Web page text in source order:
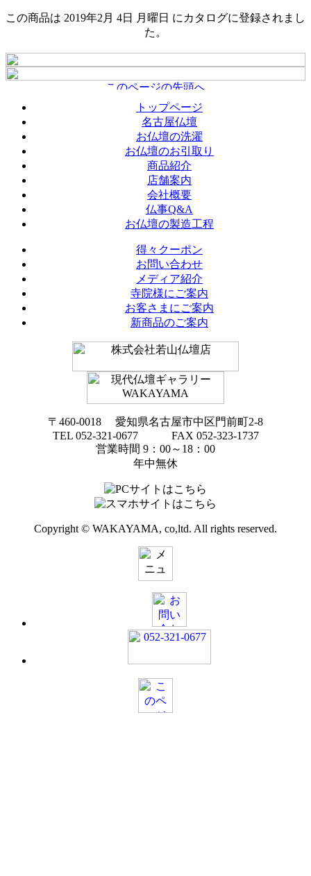
この商品は 2019年2月 4日 月曜日 にカタログに登録されまし
た。
トップページ
名古屋仏壇
お仏壇の洗濯
お仏壇のお引取り
商品紹介
店舗案内
会社概要
仏事Q&A
お仏壇の製造工程
得々クーポン
お問い合わせ
メディア紹介
寺院様にご案内
お客さまにご案内
新商品のご案内
〒460-0018 愛知県名古屋市中区門前町2-8
TEL 052-321-0677 FAX 052-323-1737
営業時間 9：00～18：00
年中無休
Copyright © WAKAYAMA, co,ltd. All rights reserved.